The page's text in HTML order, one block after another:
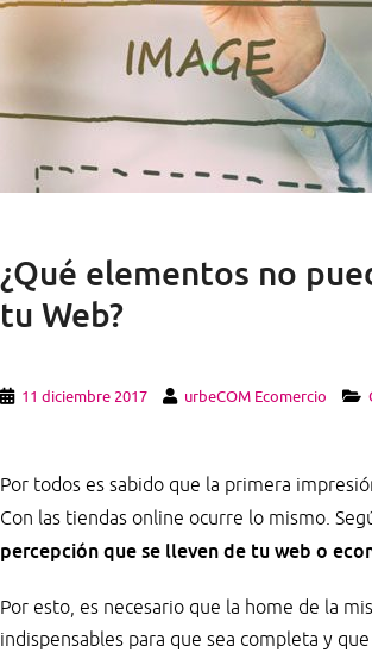
¿Qué elementos no
tu Web?
11 diciembre 2017 urbeCOM Ecomercio
Por todos es sabido que la primera
Con las tiendas online ocurre lo mismo.
percepción que se lleven de tu web o
Por esto, es necesario que la home de la
indispensables para que sea completa y